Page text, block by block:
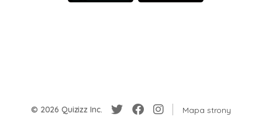
© 2026 Quizizz Inc. Mapa strony